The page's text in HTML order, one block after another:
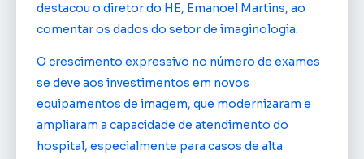
destacou o diretor do HE, Emanoel Martins, ao
comentar os dados do setor de imaginologia.
O crescimento expressivo no número de exames
se deve aos investimentos em novos
equipamentos de imagem, que modernizaram e
ampliaram a capacidade de atendimento do
hospital, especialmente para casos de alta